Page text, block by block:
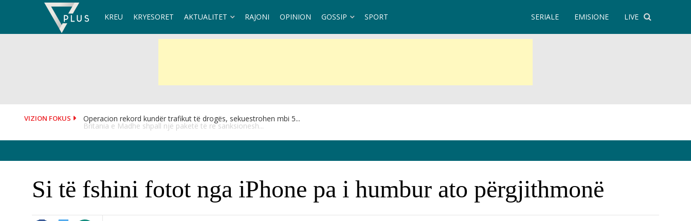
KREU KRYESORET AKTUALITET RAJONI OPINION GOSSIP SPORT LIVE
EMISIONE
SERIALE
VIZION FOKUS Britania e Madhe shpall një paketë të re sanksionesh...
Si të fshini fotot nga iPhone pa i humbur ato përgjithmonë